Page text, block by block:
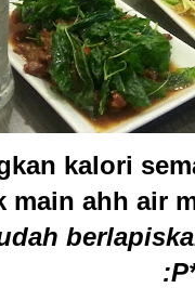
kalori
main ahh air